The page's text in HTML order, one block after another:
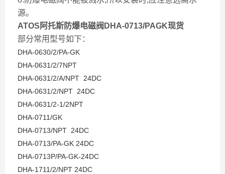
源。
ATOS阿托斯防爆电磁阀DHA-0713/PAGK现货
部分常用型号如下：
DHA-0630/2/PA-GK
DHA-0631/2/7NPT
DHA-0631/2/A/NPT 24DC
DHA-0631/2/NPT 24DC
DHA-0631/2-1/2NPT
DHA-0711/GK
DHA-0713/NPT 24DC
DHA-0713/PA-GK 24DC
DHA-0713P/PA-GK-24DC
DHA-1711/2/NPT 24DC